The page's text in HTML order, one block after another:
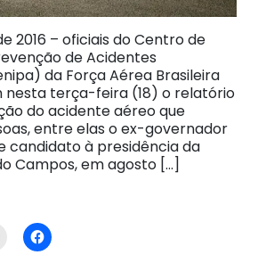
2016 – oficiais do Centro de
de Acidentes
da Força Aérea Brasileira
nesta terça-feira (18) o relatório
do acidente aéreo que
entre elas o ex-governador
candidato à presidência da
Campos, em agosto […]